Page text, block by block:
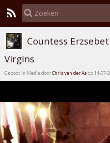
Countess
Virgins
Gepost in Media doorChris van der Aa op 14-07-